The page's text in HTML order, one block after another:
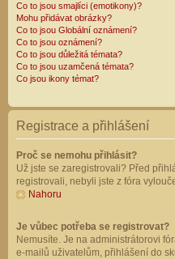
Co to jsou smajlíci (emotikony)?
Mohu přidávat obrázky?
Co to jsou Globální oznámení?
Co to jsou oznámení?
Co to jsou důležitá témata?
Co to jsou uzamčená témata?
Co jsou ikony témat?
Registrace a přihlášení
Proč se nemohu přihlásit?
Už jste se zaregistrovali? Před
registrovali, nebyli jste z fóra
Nahoru
Je vůbec potřeba se registrovat?
Nemusíte. Je na administrátorovi
e-mailů uživatelům, přihlášení do